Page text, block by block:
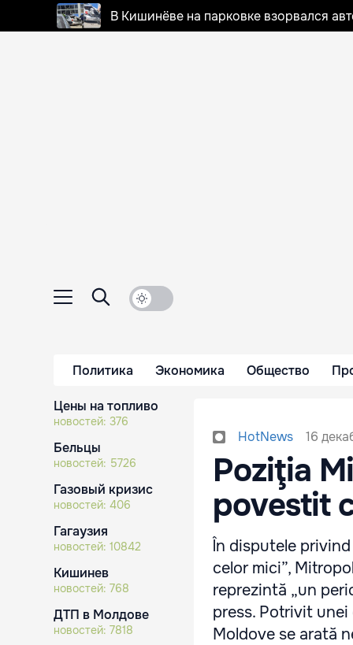
В Кишинёве на парковке взорвался
Политика Экономика Общество
Цены на топливо
новостей: 376
Бельцы
новостей: 5726
Газовый кризис
новостей: 406
Гагаузия
новостей: 10842
Кишинев
новостей: 768
ДТП в Молдове
новостей: 7818
HotNews 16
Poziţia
povestit
În disputele
celor mici”,
reprezintă „un
press. Potrivit
Moldove se arată